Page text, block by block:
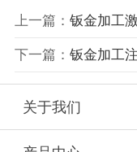
上一篇： 钣金加工
下一篇： 钣金加工
关于我们